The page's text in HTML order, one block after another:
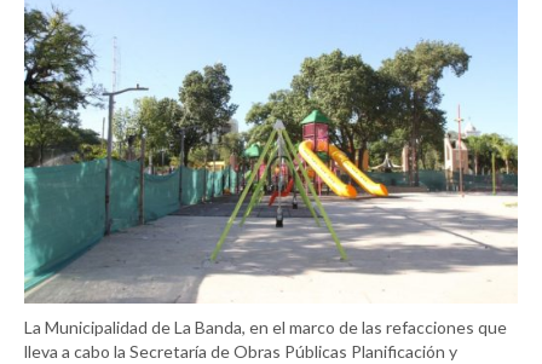
La Municipalidad de La Banda, en el marco de las refacciones que
lleva a cabo la Secretaría de Obras Públicas Planificación y